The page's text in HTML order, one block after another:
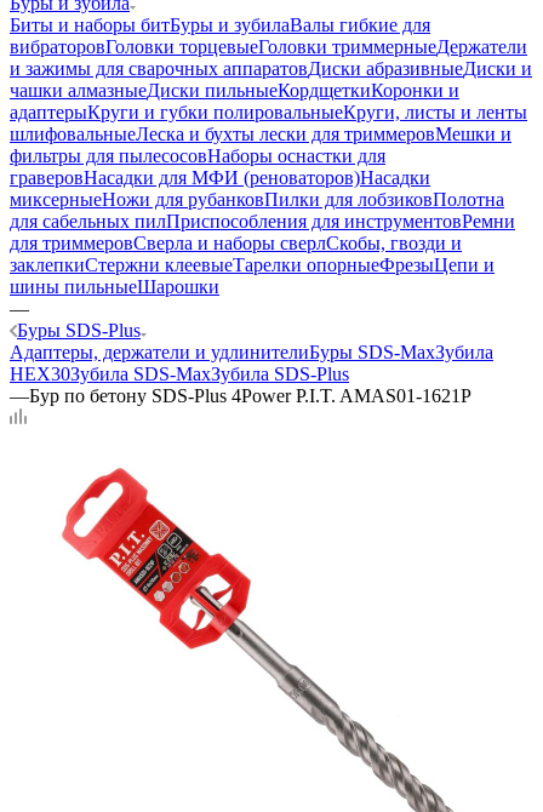
Биты и наборы битБуры и зубилаВалы гибкие для
вибраторовГоловки торцевыеГоловки триммерныеДержатели
и зажимы для сварочных аппаратовДиски абразивныеДиски и
чашки алмазныеДиски пильныеКордщеткиКоронки и
адаптерыКруги и губки полировальныеКруги, листы и ленты
шлифовальныеЛеска и бухты лески для триммеровМешки и
фильтры для пылесосовНаборы оснастки для
граверовНасадки для МФИ (реноваторов)Насадки
миксерныеНожи для рубанковПилки для лобзиковПолотна
для сабельных пилПриспособления для инструментовРемни
для триммеровСверла и наборы сверлСкобы, гвозди и
заклепкиСтержни клеевыеТарелки опорныеФрезыЦепи и
шины пильныеШарошки
—
Буры SDS-Plus
Адаптеры, держатели и удлинителиБуры SDS-MaxЗубила
HEX30Зубила SDS-MaxЗубила SDS-Plus
—Бур по бетону SDS-Plus 4Power P.I.T. AMAS01-1621P